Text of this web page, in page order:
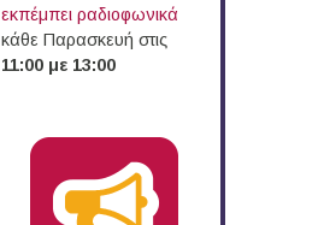
εκπέμπει ραδιοφωνικά
κάθε Παρασκευή στις
11:00 με 13:00